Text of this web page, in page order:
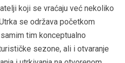
koji se vraćaju već nekoliko
se održava početkom
tim konceptualno
sezone, ali i otvaranje